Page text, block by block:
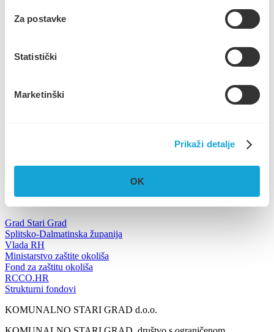
Za postavke
Statistički
Marketinški
Prikaži detalje
OK
Poziv sa cjelokupnom dokumentacijom možete preuzeti na linku
Dokumentacija za nadmetanje (1.5 MB)
Troškovnik (16.75 KB)
NAUTIKA +385 95 6600 205
Korisni linkovi
Grad Stari Grad
Splitsko-Dalmatinska županija
Vlada RH
Ministarstvo zaštite okoliša
Fond za zaštitu okoliša
RCCO.HR
Strukturni fondovi
KOMUNALNO STARI GRAD d.o.o.